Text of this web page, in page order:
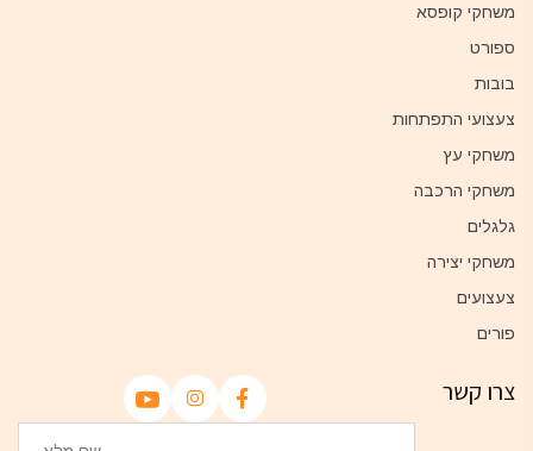
משחקי קופסא
ספורט
בובות
צעצועי התפתחות
משחקי עץ
משחקי הרכבה
גלגלים
משחקי יצירה
צעצועים
פורים
צרו קשר